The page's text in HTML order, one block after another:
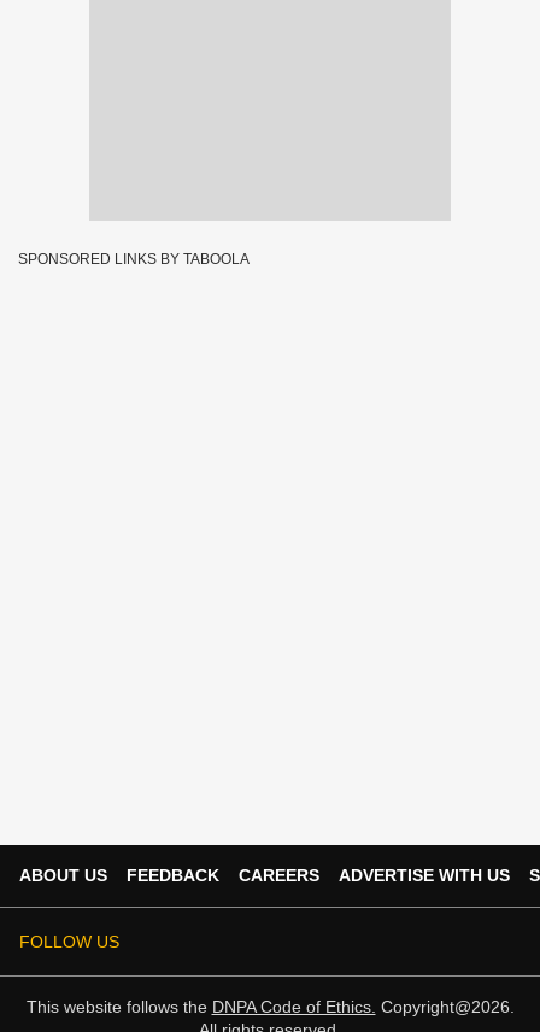
SPONSORED LINKS BY TABOOLA
ABOUT US FEEDBACK CAREERS ADVERTISE WITH US
FOLLOW US
This website follows the DNPA Code of Ethics. Copyright@2026.